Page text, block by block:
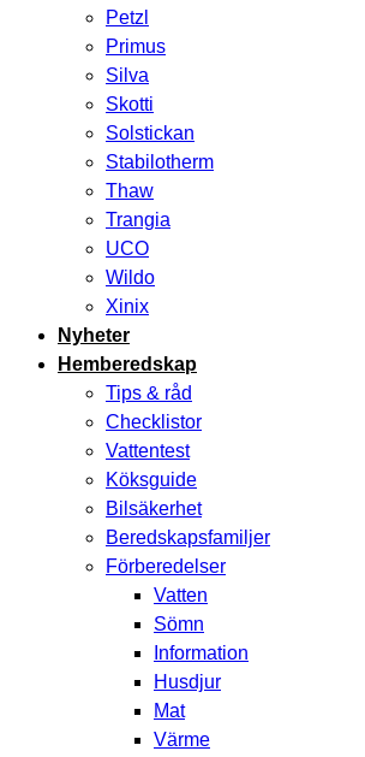
Petzl
Primus
Silva
Skotti
Solstickan
Stabilotherm
Thaw
Trangia
UCO
Wildo
Xinix
Nyheter
Hemberedskap
Tips & råd
Checklistor
Vattentest
Köksguide
Bilsäkerhet
Beredskapsfamiljer
Förberedelser
Vatten
Sömn
Information
Husdjur
Mat
Värme